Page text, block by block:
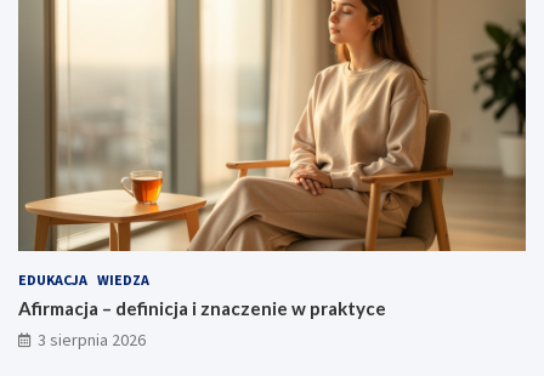
EDUKACJA WIEDZA
Afirmacja – definicja i znaczenie w praktyce
3 sierpnia 2026